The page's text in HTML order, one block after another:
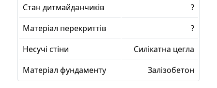
Стан дитмайданчиків
?
Матеріал перекриттів
?
Несучі стіни
Силікатна цегла
Матеріал фундаменту
Залізобетон